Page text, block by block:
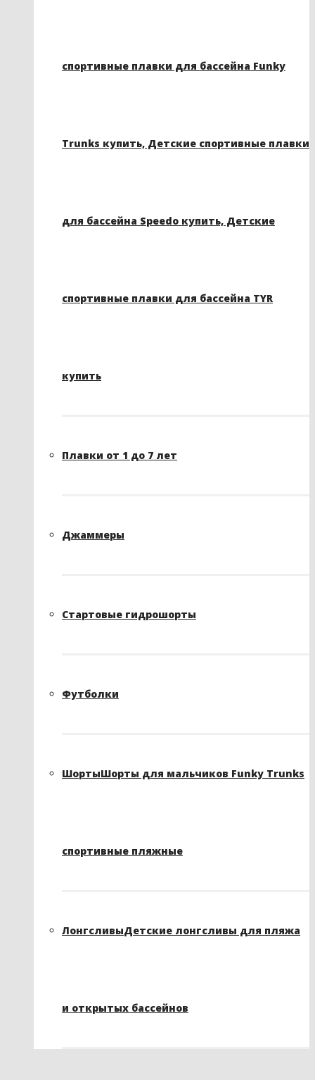
спортивные плавки для бассейна Funky
Trunks купить, Детские спортивные плавки
для бассейна Speedo купить, Детские
спортивные плавки для бассейна TYR
купить
Плавки от 1 до 7 лет
Джаммеры
Стартовые гидрошорты
Футболки
ШортыШорты для мальчиков Funky Trunks
спортивные пляжные
ЛонгсливыДетские лонгсливы для пляжа
и открытых бассейнов